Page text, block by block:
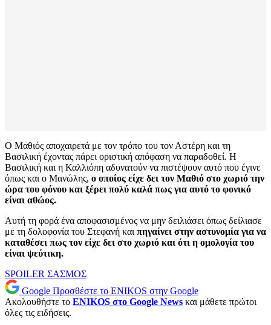
Ο Μαθιός αποχαιρετά με τον τρόπο του τον Αστέρη και τη
Βασιλική έχοντας πάρει οριστική απόφαση να παραδοθεί. Η
Βασιλική και η Καλλιόπη αδυνατούν να πιστέψουν αυτό που έγινε
όπως και ο Μανώλης, ο οποίος είχε δει τον Μαθιό στο χωριό την
ώρα του φόνου και ξέρει πολύ καλά πως για αυτό το φονικό
είναι αθώος.
Αυτή τη φορά ένα αποφασισμένος να μην δειλιάσει όπως δείλιασε
με τη δολοφονία του Στεφανή και πηγαίνει στην αστυνομία για να
καταθέσει πως τον είχε δει στο χωριό και ότι η ομολογία του
είναι ψεύτικη.
SPOILER ΣΑΣΜΟΣ
Google Προσθέστε το ENIKOS στην Google
Ακολουθήστε το ENIKOS στο Google News και μάθετε πρώτοι
όλες τις ειδήσεις.